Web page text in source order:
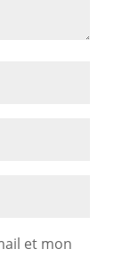
et mon